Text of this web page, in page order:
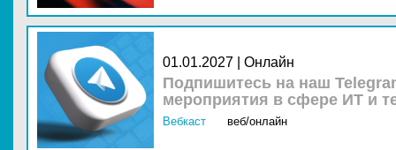
01.01.2027 | Онлайн
Подпишитесь на наш
мероприятия в сфере ИТ и
Вебкаст веб/онлайн